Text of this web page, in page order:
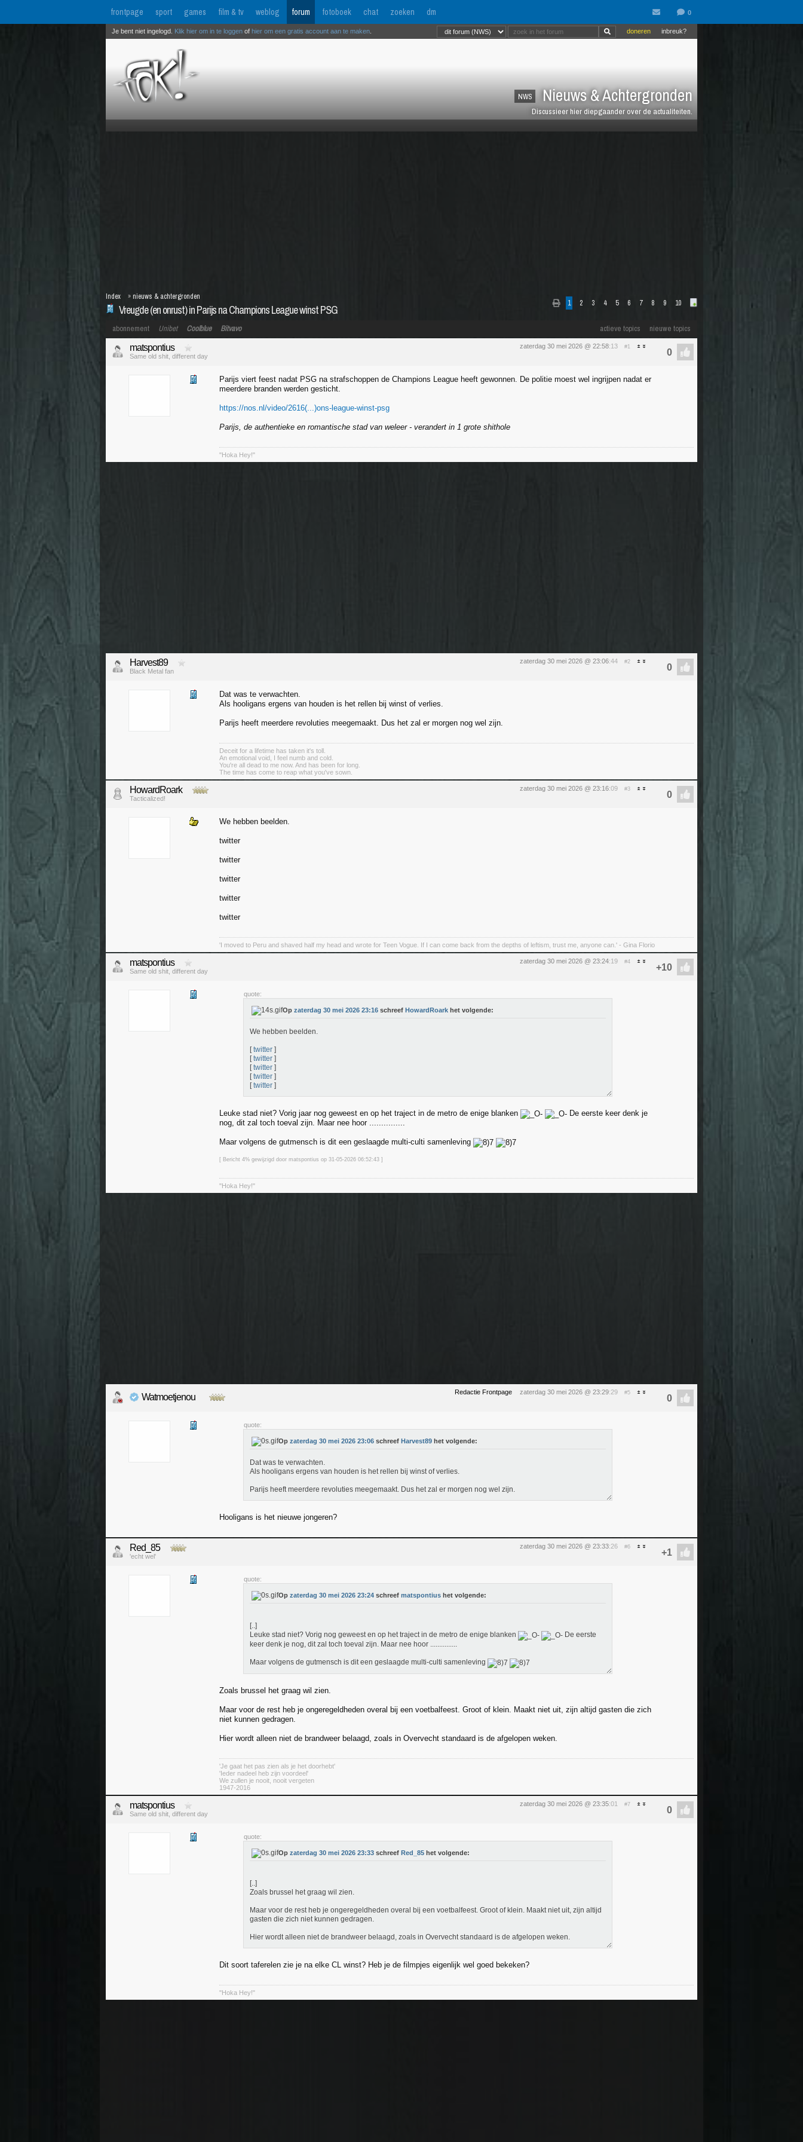
frontpage sport games film & tv weblog forum fotoboek chat zoeken dm
NWS Nieuws & Achtergronden
Discussieer hier diepgaander over de actualiteiten.
inbreuk?
doneren
Je bent niet ingelogd. Klik hier om in te loggen of hier om een gratis account aan te maken
1 2 3 4 5 6 7 8 9 10
Vreugde (en onrust) in Parijs na Champions League winst PSG
Index » nieuws & achtergronden
actieve topics nieuwe topics
abonnement Unibet Coolblue Bitvavo
zaterdag 30 mei 2026 @ 22:58:13 #1
matspontius
Same old shit, different day
Parijs viert feest nadat PSG na strafschoppen de Champions League heeft gewonnen. De politie moest wel ingrijpen nadat er
meerdere branden werden gesticht.
https://nos.nl/video/2616(...)ons-league-winst-psg
Parijs, de authentieke en romantische stad van weleer - verandert in 1 grote shithole
"Hoka Hey!"
zaterdag 30 mei 2026 @ 23:06:44 #2
Harvest89
Black Metal fan
Dat was te verwachten.
Als hooligans ergens van houden is het rellen bij winst of verlies.
Parijs heeft meerdere revoluties meegemaakt. Dus het zal er morgen nog wel zijn.
Deceit for a lifetime has taken it's toll.
An emotional void, I feel numb and cold.
You're all dead to me now. And has been for long.
The time has come to reap what you've sown.
zaterdag 30 mei 2026 @ 23:16:09 #3
HowardRoark
Tacticalized!
We hebben beelden.
twitter
twitter
twitter
twitter
twitter
'I moved to Peru and shaved half my head and wrote for Teen Vogue. If I can come back from the depths of leftism, trust me, anyone can.' - Gina Florio
zaterdag 30 mei 2026 @ 23:24:19 #4
matspontius
Same old shit, different day
quote:
Op zaterdag 30 mei 2026 23:16 schreef HowardRoark het volgende:
We hebben beelden.
[twitter ]
[twitter ]
[twitter ]
[twitter ]
[twitter ]
Leuke stad niet? Vorig jaar nog geweest en op het traject in de metro de enige blanken
De eerste keer denk je
nog, dit zal toch toeval zijn. Maar nee hoor ...............
Maar volgens de gutmensch is dit een geslaagde multi-culti samenleving
[ Bericht 4% gewijzigd door matspontius op 31-05-2026 06:52:43 ]
"Hoka Hey!"
Redactie Frontpage zaterdag 30 mei 2026 @ 23:29:29 #5
Watmoetjenou
quote:
Op zaterdag 30 mei 2026 23:06 schreef Harvest89 het volgende:
Dat was te verwachten.
Als hooligans ergens van houden is het rellen bij winst of verlies.
Parijs heeft meerdere revoluties meegemaakt. Dus het zal er morgen nog wel zijn.
Hooligans is het nieuwe jongeren?
zaterdag 30 mei 2026 @ 23:33:26 #6
Red_85
'echt wel'
quote:
Op zaterdag 30 mei 2026 23:24 schreef matspontius het volgende:
[..]
Leuke stad niet? Vorig nog geweest en op het traject in de metro de enige blanken
De eerste
keer denk je nog, dit zal toch toeval zijn. Maar nee hoor ...............
Maar volgens de gutmensch is dit een geslaagde multi-culti samenleving
Zoals brussel het graag wil zien.
Maar voor de rest heb je ongeregeldheden overal bij een voetbalfeest. Groot of klein. Maakt niet uit, zijn altijd gasten die zich
niet kunnen gedragen.
Hier wordt alleen niet de brandweer belaagd, zoals in Overvecht standaard is de afgelopen weken.
'Je gaat het pas zien als je het doorhebt'
'Ieder nadeel heb zijn voordeel'
We zullen je nooit, nooit vergeten
1947-2016
zaterdag 30 mei 2026 @ 23:35:01 #7
matspontius
Same old shit, different day
quote:
Op zaterdag 30 mei 2026 23:33 schreef Red_85 het volgende:
[..]
Zoals brussel het graag wil zien.
Maar voor de rest heb je ongeregeldheden overal bij een voetbalfeest. Groot of klein. Maakt niet uit, zijn altijd
gasten die zich niet kunnen gedragen.
Hier wordt alleen niet de brandweer belaagd, zoals in Overvecht standaard is de afgelopen weken.
Dit soort taferelen zie je na elke CL winst? Heb je de filmpjes eigenlijk wel goed bekeken?
"Hoka Hey!"